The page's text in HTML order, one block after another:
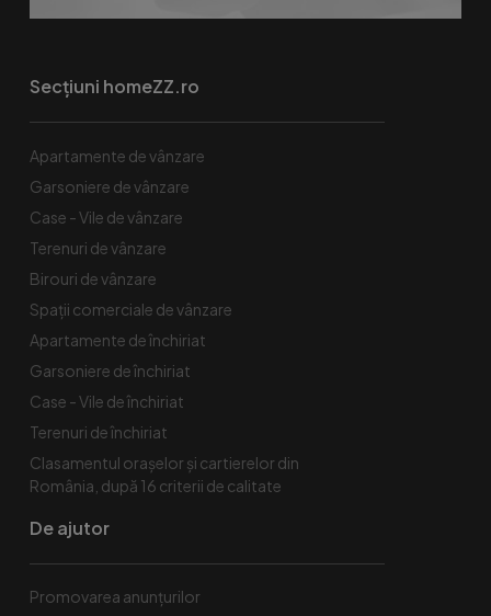
Secțiuni homeZZ.ro
Apartamente de vânzare
Garsoniere de vânzare
Case - Vile de vânzare
Terenuri de vânzare
Birouri de vânzare
Spaţii comerciale de vânzare
Apartamente de închiriat
Garsoniere de închiriat
Case - Vile de închiriat
Terenuri de închiriat
Clasamentul orașelor și cartierelor din
România, după 16 criterii de calitate
De ajutor
Promovarea anunțurilor